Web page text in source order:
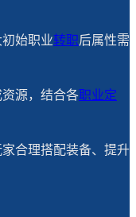
始职业转职后属性需
源，结合各职业定
合理搭配装备、提升